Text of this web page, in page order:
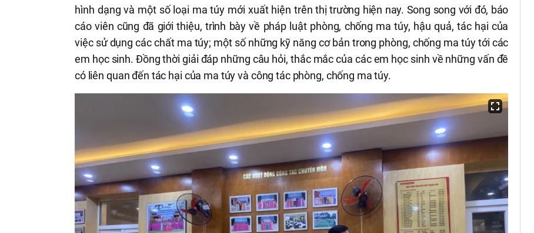
hình dạng và một số loại ma túy mới xuất hiện trên thị trường hiện nay. Song song với đó, báo
cáo viên cũng đã giới thiệu, trình bày về pháp luật phòng, chống ma túy, hậu quả, tác hại của
việc sử dụng các chất ma túy; một số những kỹ năng cơ bản trong phòng, chống ma túy tới các
em học sinh. Đồng thời giải đáp những câu hỏi, thắc mắc của các em học sinh về những vấn đề
có liên quan đến tác hại của ma túy và công tác phòng, chống ma túy.